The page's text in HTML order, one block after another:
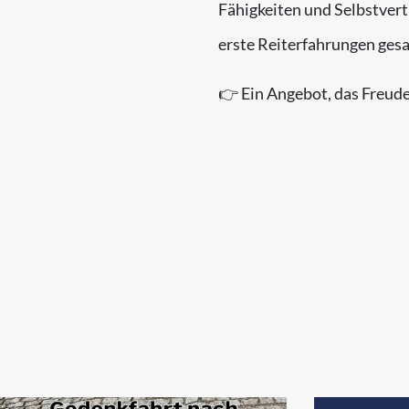
Fähigkeiten und
erste Reiterfahrungen
👉 Ein Angebot, das